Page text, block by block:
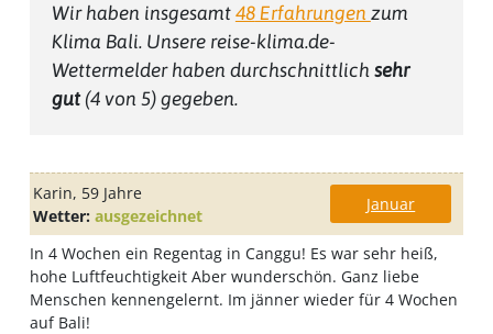
Wir haben insgesamt 48Erfahrungen zum
Klima Bali. Unsere reise-klima.de-
Wettermelder haben durchschnittlich sehr
gut(4von 5) gegeben.
Karin, 59 Jahre
Januar
Wetter: ausgezeichnet
In 4 Wochen ein Regentag in Canggu! Es war sehr heiß,
hohe Luftfeuchtigkeit Aber wunderschön. Ganz liebe
Menschen kennengelernt. Im jänner wieder für 4 Wochen
auf Bali!